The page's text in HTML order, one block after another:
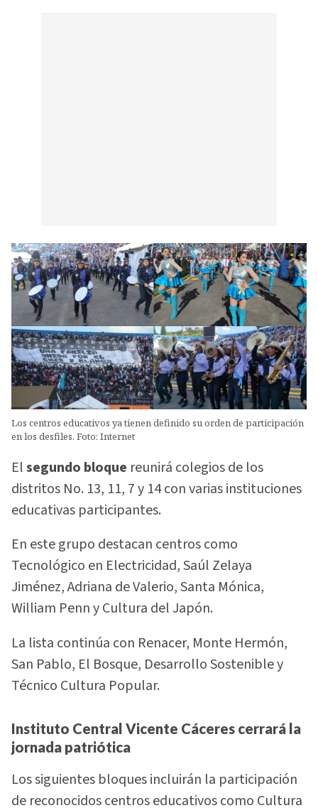
Los centros educativos ya tienen definido su orden de participación
en los desfiles. Foto: Internet
Elsegundo bloque reunirá colegios de los
distritos No. 13, 11, 7 y 14 con varias instituciones
educativas participantes.
En este grupo destacan centros como
Tecnológico en Electricidad, Saúl Zelaya
Jiménez, Adriana de Valerio, Santa Mónica,
William Penn y Cultura del Japón.
La lista continúa con Renacer, Monte Hermón,
San Pablo, El Bosque, Desarrollo Sostenible y
Técnico Cultura Popular.
Instituto Central Vicente Cáceres cerrará la
jornada patriótica
Los siguientes bloques incluirán la participación
de reconocidos centros educativos como Cultura